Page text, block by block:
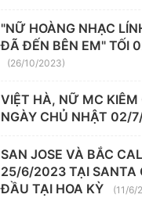
"NỮ HOÀNG NHẠC
ĐÃ ĐẾN BÊN EM" TỐI
(26/10/2023)
VIỆT HÀ, NỮ MC KIÊM
NGÀY CHỦ NHẬT 02/
SAN JOSE VÀ BẮC
25/6/2023 TẠI SANTA
ĐẦU TẠI HOA KỲ
(11/6/